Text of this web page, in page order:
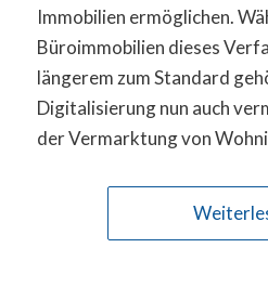
Immobilien ermöglichen.
Büroimmobilien dieses
längerem zum Standard
Digitalisierung nun auch
der Vermarktung von